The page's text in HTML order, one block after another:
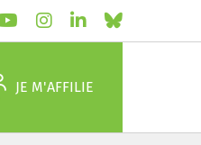
JE M'AFFILIE